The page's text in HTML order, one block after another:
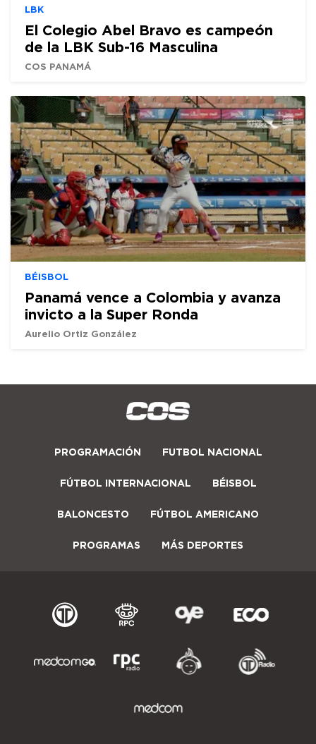
LBK
El Colegio Abel Bravo es campeón
de la LBK Sub-16 Masculina
COS PANAMÁ
BÉISBOL
Panamá vence a Colombia y avanza
invicto a la Super Ronda
Aurelio Ortiz González
PROGRAMACIÓN FUTBOL NACIONAL
FÚTBOL INTERNACIONAL BÉISBOL
BALONCESTO FÚTBOL AMERICANO
PROGRAMAS MÁS DEPORTES